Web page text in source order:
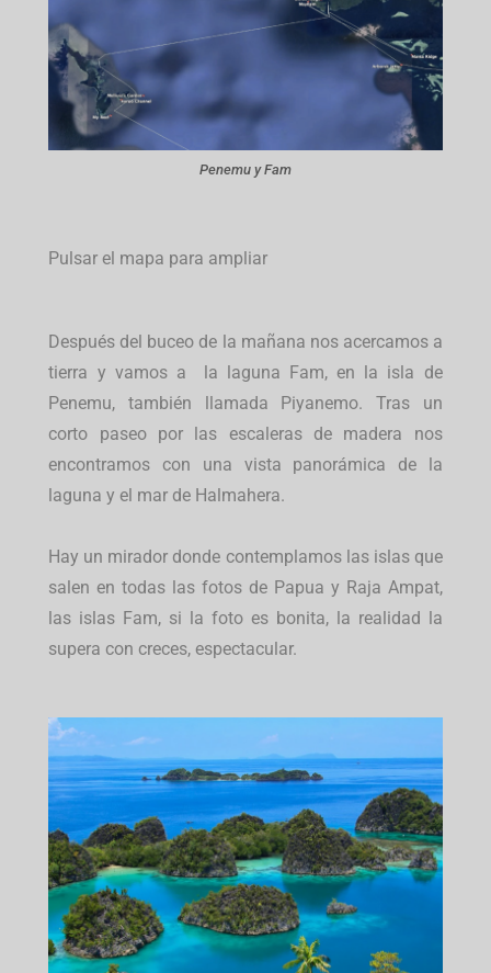
Penemu y Fam
Pulsar el mapa para ampliar
Después del buceo de la mañana nos acercamos a
tierra y vamos a la laguna Fam, en la isla de
Penemu, también llamada Piyanemo. Tras un
corto paseo por las escaleras de madera nos
encontramos con una vista panorámica de la
laguna y el mar de Halmahera.
Hay un mirador donde contemplamos las islas que
salen en todas las fotos de Papua y Raja Ampat,
las islas Fam, si la foto es bonita, la realidad la
supera con creces, espectacular.